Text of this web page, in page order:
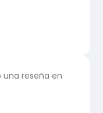
reseña en